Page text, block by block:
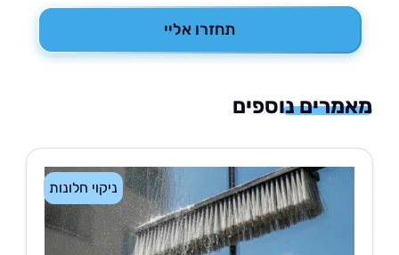
תחזרו אליי
נוספים
ניקוי חלונות